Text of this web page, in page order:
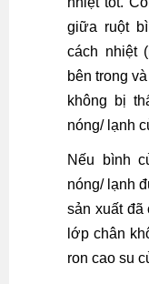
giữa ruột
cách nhiệt
bên trong
không bị
nóng/ lạnh
Nếu bình
nóng/ lạnh
sản xuất đã
lớp chân
ron cao su